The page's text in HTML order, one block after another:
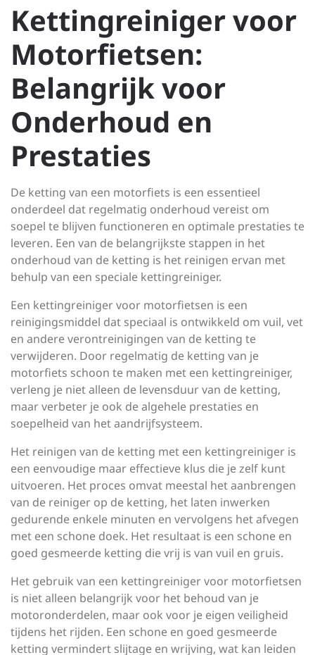
Kettingreiniger voor
Motorfietsen:
Belangrijk voor
Onderhoud en
Prestaties
De ketting van een motorfiets is een essentieel
onderdeel dat regelmatig onderhoud vereist om
soepel te blijven functioneren en optimale prestaties te
leveren. Een van de belangrijkste stappen in het
onderhoud van de ketting is het reinigen ervan met
behulp van een speciale kettingreiniger.
Een kettingreiniger voor motorfietsen is een
reinigingsmiddel dat speciaal is ontwikkeld om vuil, vet
en andere verontreinigingen van de ketting te
verwijderen. Door regelmatig de ketting van je
motorfiets schoon te maken met een kettingreiniger,
verleng je niet alleen de levensduur van de ketting,
maar verbeter je ook de algehele prestaties en
soepelheid van het aandrijfsysteem.
Het reinigen van de ketting met een kettingreiniger is
een eenvoudige maar effectieve klus die je zelf kunt
uitvoeren. Het proces omvat meestal het aanbrengen
van de reiniger op de ketting, het laten inwerken
gedurende enkele minuten en vervolgens het afvegen
met een schone doek. Het resultaat is een schone en
goed gesmeerde ketting die vrij is van vuil en gruis.
Het gebruik van een kettingreiniger voor motorfietsen
is niet alleen belangrijk voor het behoud van je
motoronderdelen, maar ook voor je eigen veiligheid
tijdens het rijden. Een schone en goed gesmeerde
ketting vermindert slijtage en wrijving, wat kan leiden